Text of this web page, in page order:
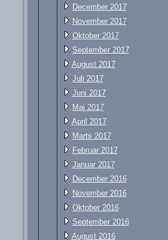
December 2017
November 2017
Oktober 2017
September 2017
August 2017
Juli 2017
Juni 2017
Maj 2017
April 2017
Marts 2017
Februar 2017
Januar 2017
December 2016
November 2016
Oktober 2016
September 2016
August 2016